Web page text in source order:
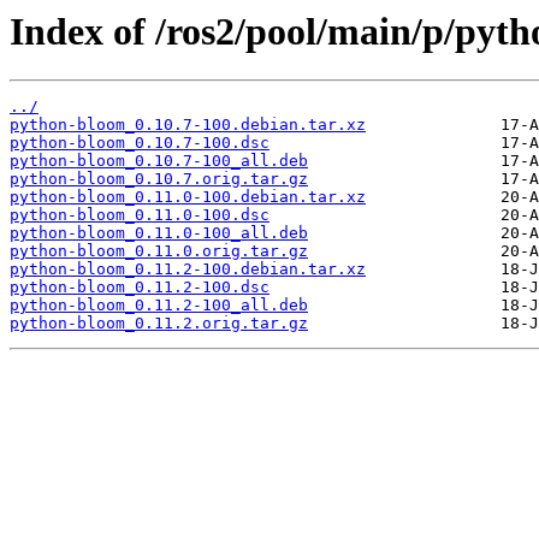
Index of /ros2/pool/main/p/
../
python-bloom_0.10.7-100.debian.tar.xz
python-bloom_0.10.7-100.dsc
python-bloom_0.10.7-100_all.deb
python-bloom_0.10.7.orig.tar.gz
python-bloom_0.11.0-100.debian.tar.xz
python-bloom_0.11.0-100.dsc
python-bloom_0.11.0-100_all.deb
python-bloom_0.11.0.orig.tar.gz
python-bloom_0.11.2-100.debian.tar.xz
python-bloom_0.11.2-100.dsc
python-bloom_0.11.2-100_all.deb
python-bloom_0.11.2.orig.tar.gz